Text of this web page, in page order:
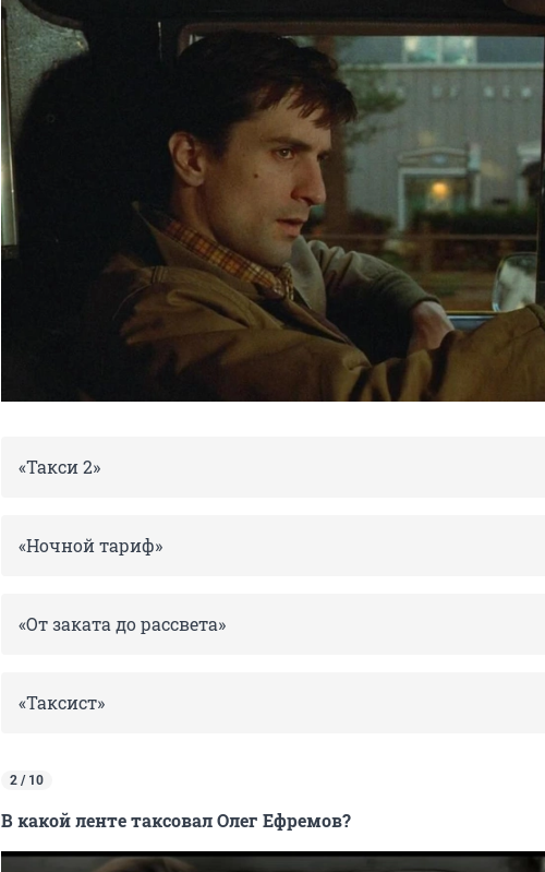
«Такси 2»
«Ночной тариф»
«От заката до рассвета»
«Таксист»
2 / 10
В какой ленте таксовал Олег Ефремов?